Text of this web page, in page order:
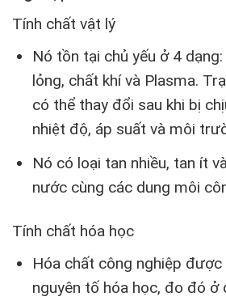
Tính chất vật lý
Nó tồn tại chủ yếu ở 4
lỏng, chất khí và Plasma.
có thể thay đổi sau khi bị
nhiệt độ, áp suất và môi
Nó có loại tan nhiều, tan ít
nước cùng các dung môi
Tính chất hóa học
Hóa chất công nghiệp
nguyên tố hóa học, đo đó ở